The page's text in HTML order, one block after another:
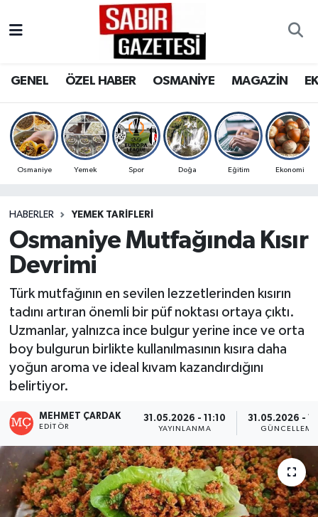
GENEL ÖZEL HABER OSMANİYE MAGAZİN
Osmaniye Yemek Spor Doğa Eğitim Ekonomi
HABERLER YEMEK TARIFLERI
Osmaniye Mutfağında Kısır
Devrimi
Türk mutfağının en sevilen lezzetlerinden kısırın
tadını artıran önemli bir püf noktası ortaya çıktı.
Uzmanlar, yalnızca ince bulgur yerine ince ve orta
boy bulgurun birlikte kullanılmasının kısıra daha
yoğun aroma ve ideal kıvam kazandırdığını
belirtiyor.
MEHMET ÇARDAK
EDITÖR
31.05.2026 - 11:10
YAYINLANMA
31.05.2026 -
GÜNCELLEME
OSMANİYE
MAGAZİN
SPOR
RESMİ İLANLAR
Osmaniye Nöbetçi Eczaneler
Osmaniye Trafik Yoğunluk Haritası
Süper Lig Puan Durumu ve Fikstür
Son Dakika Haberleri
Haber Arşivi